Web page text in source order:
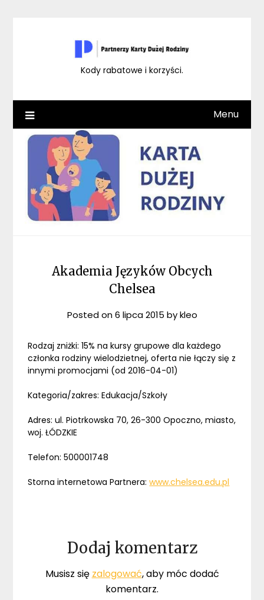
Kody rabatowe i korzyści.
Menu
Akademia Języków Obcych
Chelsea
Posted on6 lipca 2015 bykleo
Rodzaj zniżki: 15% na kursy grupowe dla każdego
członka rodziny wielodzietnej, oferta nie łączy się z
innymi promocjami (od 2016-04-01)
Kategoria/zakres: Edukacja/Szkoły
Adres: ul. Piotrkowska 70, 26-300 Opoczno, miasto,
woj. ŁÓDZKIE
Telefon: 500001748
Storna internetowa Partnera:www.chelsea.edu.pl
Dodaj komentarz
Musisz się zalogować, aby móc dodać
komentarz.